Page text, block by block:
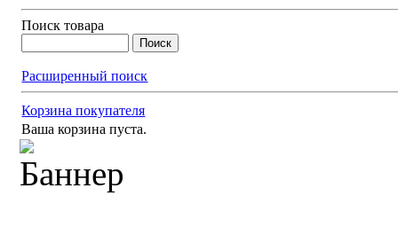
Поиск товара
Расширенный поиск
Корзина покупателя
Ваша корзина пуста.